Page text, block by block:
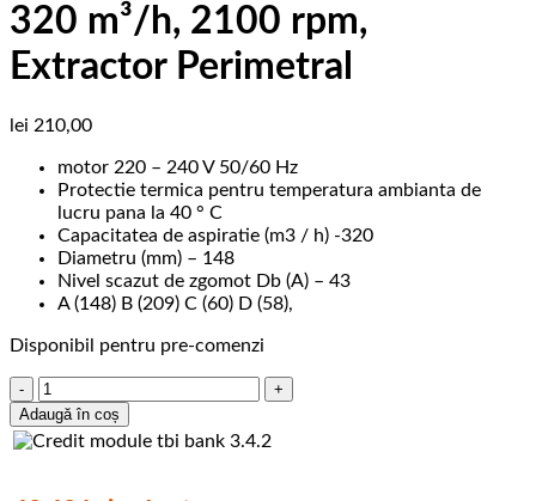
320 m³/h, 2100 rpm,
Extractor Perimetral
lei 210,00
motor 220 – 240 V 50/60 Hz
Protectie termica pentru temperatura ambianta de
lucru pana la 40 ° C
Capacitatea de aspiratie (m3 / h) -320
Diametru (mm) – 148
Nivel scazut de zgomot Db (A) – 43
A (148) B (209) C (60) D (58),
Disponibil pentru pre-comenzi
Cantitate
Ventilator,
B-
Adaugă în coș